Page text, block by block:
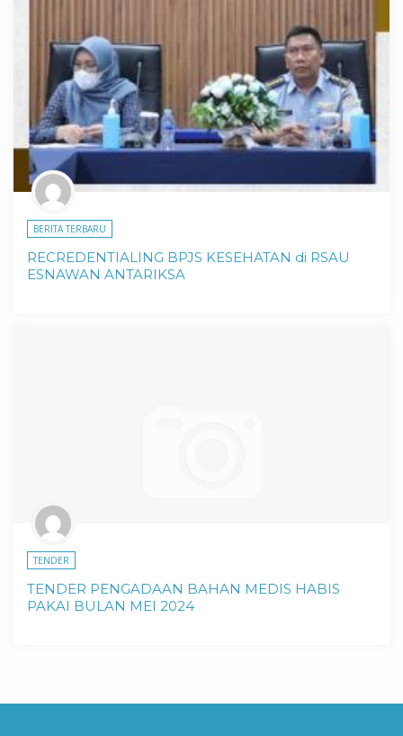
BERITA TERBARU
RECREDENTIALING BPJS KESEHATAN di RSAU
ESNAWAN ANTARIKSA
TENDER
TENDER PENGADAAN BAHAN MEDIS HABIS
PAKAI BULAN MEI 2024